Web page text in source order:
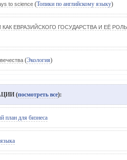
to science (Топики по английскому языку)
ЕВРАЗИЙСКОГО ГОСУДАРСТВА И ЕЁ
(Экология)
(посмотреть все):
план для бизнеса